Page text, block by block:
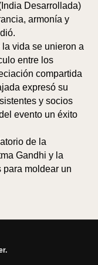
Desarrollada)
armonía y
vida se unieron a
entre los
compartida
expresó su
y socios
evento un éxito
de la
Gandhi y la
moldear un